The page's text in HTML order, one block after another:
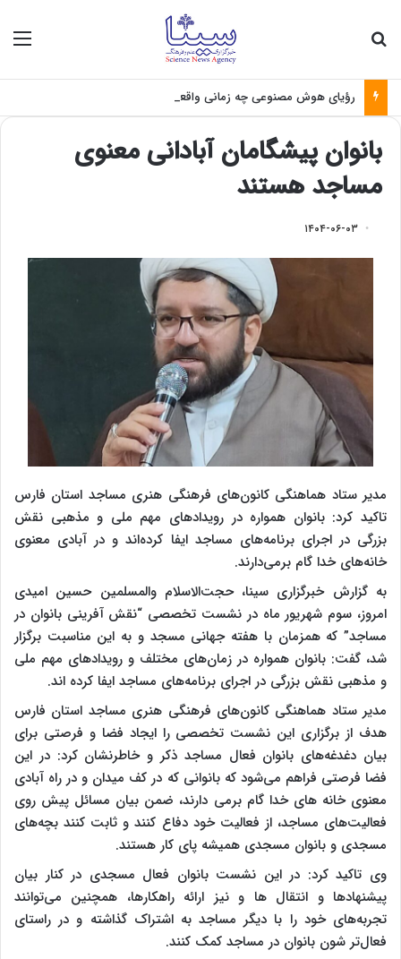
رؤیای هوش مصنوعی چه زمانی واقعی می‌شود؟
بانوان پیشگامان آبادانی معنوی
مساجد هستند
۱۴۰۴-۰۶-۰۳
مدیر ستاد هماهنگی کانون‌های فرهنگی هنری مساجد استان فارس
تاکید کرد: بانوان همواره در رویدادهای مهم ملی و مذهبی نقش
بزرگی در اجرای برنامه‌های مساجد ایفا کرده‌اند و در آبادی معنوی
خانه‌های خدا گام برمی‌دارند.
به گزارش خبرگزاری سینا، حجت‌الاسلام والمسلمین حسین امیدی
امروز، سوم شهریور ماه در نشست تخصصی “نقش آفرینی بانوان در
مساجد” که همزمان با هفته جهانی مسجد و به این مناسبت برگزار
شد، گفت: بانوان همواره در زمان‌های مختلف و رویدادهای مهم ملی
و مذهبی نقش بزرگی در اجرای برنامه‌های مساجد ایفا کرده اند.
مدیر ستاد هماهنگی کانون‌های فرهنگی هنری مساجد استان فارس
هدف از برگزاری این نشست تخصصی را ایجاد فضا و فرصتی برای
بیان دغدغه‌های بانوان فعال مساجد ذکر و خاطرنشان کرد: در این
فضا فرصتی فراهم می‌شود که بانوانی که در کف میدان و در راه آبادی
معنوی خانه های خدا گام برمی دارند، ضمن بیان مسائل پیش روی
فعالیت‌های مساجد، از فعالیت خود دفاع کنند و ثابت کنند بچه‌های
مسجدی و بانوان مسجدی همیشه پای کار هستند.
وی تاکید کرد: در این نشست بانوان فعال مسجدی در کنار بیان
پیشنهادها و انتقال ها و نیز ارائه راهکارها، همچنین می‌توانند
تجربه‌های خود را با دیگر مساجد به اشتراک گذاشته و در راستای
فعال‌تر شون بانوان در مساجد کمک کنند.